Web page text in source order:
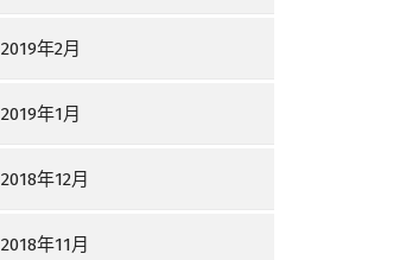
2019年2月
2019年1月
2018年12月
2018年11月